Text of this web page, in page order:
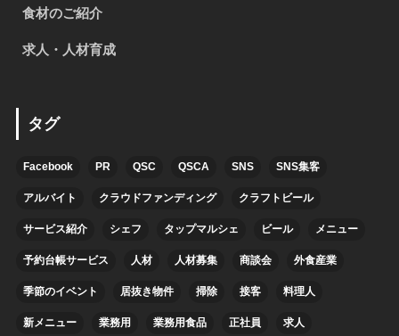
食材のご紹介
求人・人材育成
タグ
Facebook PR QSC QSCA SNS SNS集客
アルバイト クラウドファンディング クラフトビール
サービス紹介 シェフ タップマルシェ ビール メニュー
予約台帳サービス 人材 人材募集 商談会 外食産業
季節のイベント 居抜き物件 掃除 接客 料理人
新メニュー 業務用 業務用食品 正社員 求人